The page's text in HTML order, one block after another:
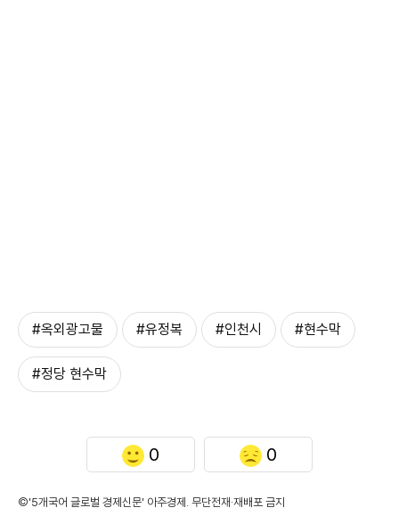
#옥외광고물 #유정복 #인천시 #현수막
#정당 현수막
0 0
©'5개국어 글로벌 경제신문' 아주경제. 무단전재·재배포 금지